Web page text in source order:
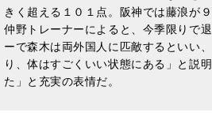
きく超える１０１点。阪神では藤浪が
仲野トレーナーによると、今季限りで
ーで森木は両外国人に匹敵するといい
り、体はすごくいい状態にある」と説
た」と充実の表情だ。